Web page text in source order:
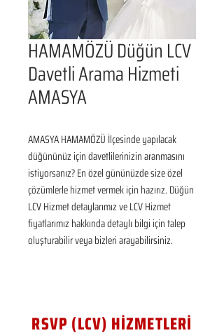
HAMAMÖZÜ Düğün LCV
Davetli Arama Hizmeti
AMASYA
AMASYA HAMAMÖZÜ İlçesinde yapılacak
düğününüz için davetlilerinizin aranmasını
istiyorsanız? En özel gününüzde size özel
çözümlerle hizmet vermek için hazırız. Düğün
LCV Hizmet detaylarımız ve LCV Hizmet
fiyatlarımız hakkında detaylı bilgi için talep
oluşturabilir veya bizleri arayabilirsiniz.
RSVP (LCV) HİZMETLERİ